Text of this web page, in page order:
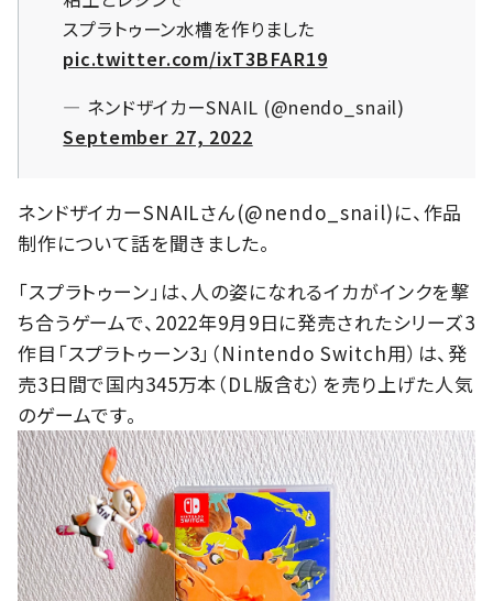
スプラトゥーン水槽を作りました
pic.twitter.com/ixT3BFAR19
— ネンドザイカーSNAIL (@nendo_snail)
September 27, 2022
ネンドザイカーSNAILさん(@nendo_snail)に、作品
制作について話を聞きました。
「スプラトゥーン」は、人の姿になれるイカがインクを撃
ち合うゲームで、2022年9月9日に発売されたシリーズ3
作目「スプラトゥーン3」（Nintendo Switch用）は、発
売3日間で国内345万本（DL版含む）を売り上げた人気
のゲームです。